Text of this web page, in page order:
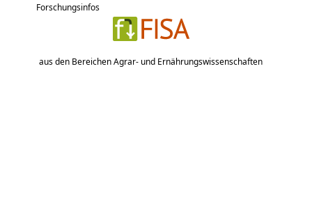
Forschungsinfos
aus den Bereichen Agrar- und Ernährungswissenschaften